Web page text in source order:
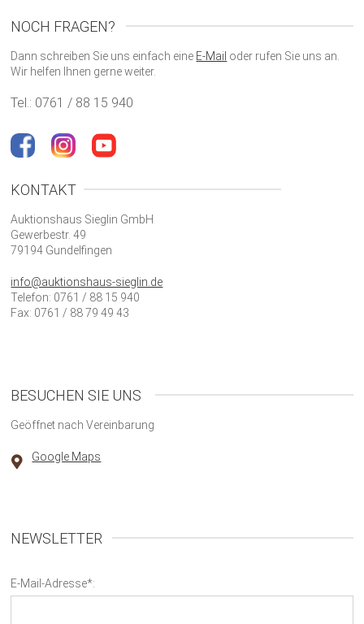
NOCH FRAGEN?
Dann schreiben Sie uns einfach eine E-Mail oder rufen Sie uns an.
Wir helfen Ihnen gerne weiter.
Tel.: 0761 / 88 15 940
KONTAKT
Auktionshaus Sieglin GmbH
Gewerbestr. 49
79194 Gundelfingen
info@auktionshaus-sieglin.de
Telefon: 0761 / 88 15 940
Fax: 0761 / 88 79 49 43
BESUCHEN SIE UNS
Geöffnet nach Vereinbarung
Google Maps
NEWSLETTER
E-Mail-Adresse*: